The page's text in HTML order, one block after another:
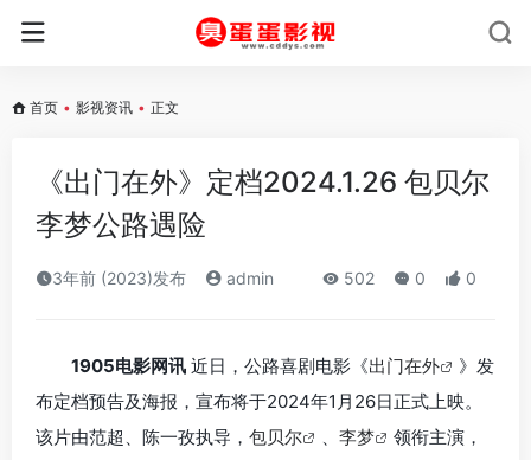
首页 • 影视资讯 • 正文
《出门在外》定档2024.1.26 包贝尔
李梦公路遇险
3年前 (2023)发布 admin 502 0 0
1905电影网讯 近日，公路喜剧电影《出门在外
》发
布定档预告及海报，宣布将于2024年1月26日正式上映。
该片由范超、陈一孜执导， 包贝尔 、 李梦
领衔主演，